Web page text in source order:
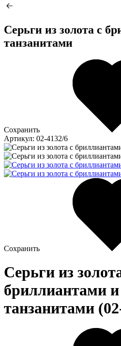
Серьги из золота c
танзанитами
Сохранить
Артикул: 02-4132/6
Сохранить
Серьги из
бриллиантами и
танзанитами